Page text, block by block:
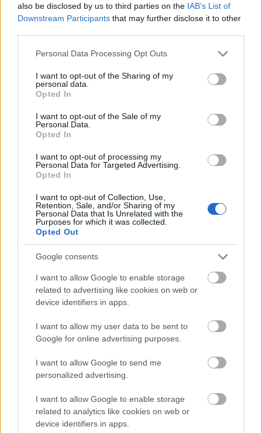
also be disclosed by us to third parties on the IAB’s List of
Downstream Participants that may further disclose it to other
Please note that this website/app uses one or more Google
not limited to your visit or usage behaviour. You may click to
grant or deny consent to Google and its third-party tags to
use your data for below specified purposes in below Google
consent section.
Personal Data Processing Opt Outs
I want to opt-out of the Sharing of my
personal data.
Opted In
I want to opt-out of the Sale of my
Personal Data.
Opted In
I want to opt-out of processing my
Personal Data for Targeted Advertising.
Opted In
I want to opt-out of Collection, Use,
Retention, Sale, and/or Sharing of my
Personal Data that Is Unrelated with the
Purposes for which it was collected.
Opted Out
Google consents
I want to allow Google to enable storage
related to advertising like cookies on web or
device identifiers in apps.
I want to allow my user data to be sent to
Google for online advertising purposes.
I want to allow Google to send me
personalized advertising.
I want to allow Google to enable storage
related to analytics like cookies on web or
device identifiers in apps.
Αληθινές ιστορίες, βαθιά θέματα,
καθημερινή έμπνευση. Ακολούθησε
το JennyGr στο
Google News.
ΔΙΑΒΑΖΟΝΤΑΙ ΤΩΡΑ
συνήθως κολλημένα στη μαμά τους